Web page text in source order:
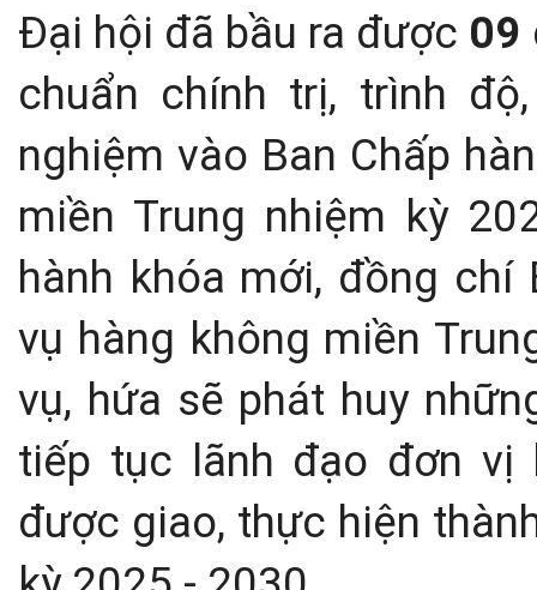
Đại hội đã bầu ra được 09
chuẩn chính trị, trình
nghiệm vào Ban Chấp
miền Trung nhiệm kỳ
hành khóa mới, đồng
vụ hàng không miền
vụ, hứa sẽ phát huy
tiếp tục lãnh đạo đơn vị
được giao, thực hiện